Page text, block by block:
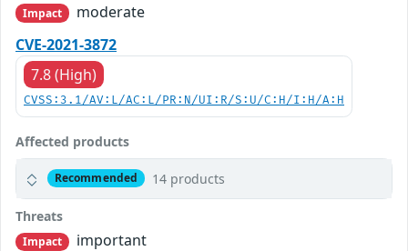
Impact
moderate
CVE-2021-3872
7.8 (High)
CVSS:3.1/AV:L/AC:L/PR:N/UI:R/S:U/C:H/I:H/A:H
Affected products
Recommended 14 products
Threats
Impact
important